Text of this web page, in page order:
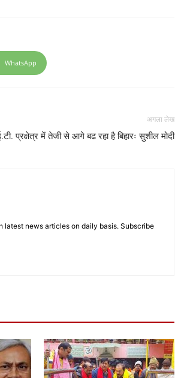
WhatsApp
अगला लेख
प्रक्षेत्र में तेजी से आगे बढ रहा है बिहारः सुशील मोदी
news articles on daily basis. Subscribe